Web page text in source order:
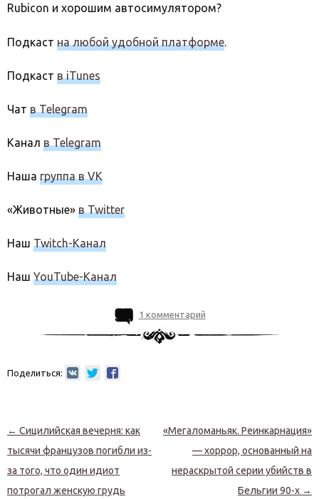
Rubicon и хорошим автосимулятором?
Подкаст на любой удобной платформе.
Подкаст в iTunes
Чат в Telegram
Канал в Telegram
Наша группа в VK
«Животные» в Twitter
Наш Twitch-Канал
Наш YouTube-Канал
1 комментарий
Поделиться:
Навигация по записям
← Сицилийская вечерня: как
тысячи французов погибли из-
за того, что один идиот
потрогал женскую грудь
«Мегаломаньяк. Реинкарнация»
— хоррор, основанный на
нераскрытой серии убийств в
Бельгии 90-х →